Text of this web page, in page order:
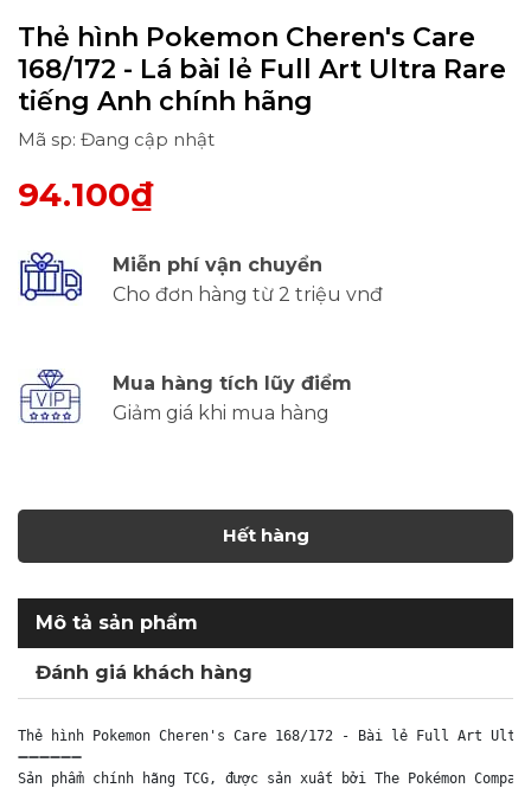
Thẻ hình Pokemon Cheren's Care
168/172 - Lá bài lẻ Full Art Ultra Rare
tiếng Anh chính hãng
Mã sp: Đang cập nhật
94.100₫
Miễn phí vận chuyển
Cho đơn hàng từ 2 triệu vnđ
Mua hàng tích lũy điểm
Giảm giá khi mua hàng
Hết hàng
Mô tả sản phẩm
Đánh giá khách hàng
Thẻ hình Pokemon Cheren's Care 168/172 - Bài lẻ Full Art
➖➖➖➖➖➖
Sản phẩm chính hãng TCG, được sản xuất bởi The Pokémon